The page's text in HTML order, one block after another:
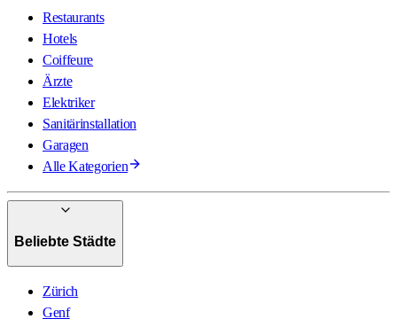
Restaurants
Hotels
Coiffeure
Ärzte
Elektriker
Sanitärinstallation
Garagen
Alle Kategorien
Beliebte Städte
Zürich
Genf